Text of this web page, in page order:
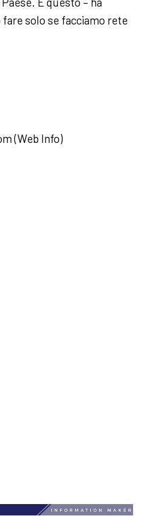
solo se facciamo rete
(Web Info)